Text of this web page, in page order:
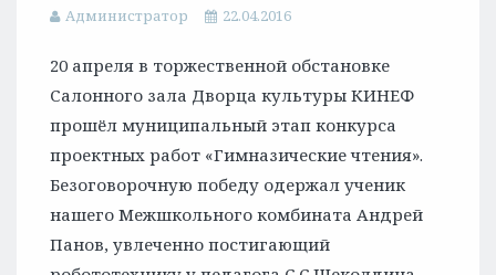
Администратор 22.04.2016
20 апреля в торжественной обстановке
Салонного зала Дворца культуры КИНЕФ
прошёл муниципальный этап конкурса
проектных работ «Гимназические чтения».
Безоговорочную победу одержал ученик
нашего Межшкольного комбината Андрей
Панов, увлеченно постигающий